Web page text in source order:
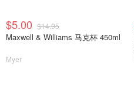
$5.00 $14.95
Maxwell & Williams 马克杯 450ml
Myer